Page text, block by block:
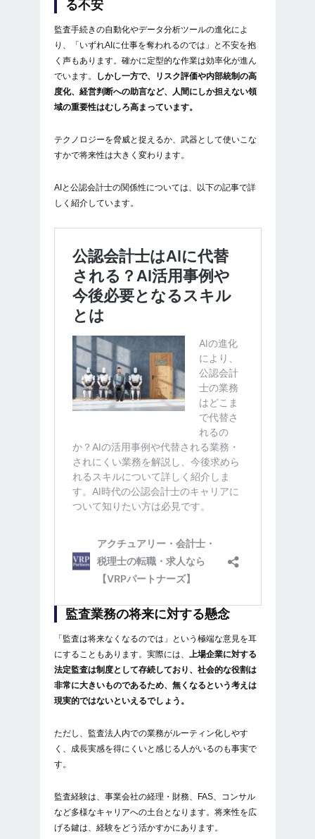
る不安
監査手続きの自動化やデータ分析ツールの進化によ
り、「いずれAIに仕事を奪われるのでは」と不安を抱
く声もあります。確かに定型的な作業は効率化が進ん
でいます。
しかし一方で、リスク評価や内部統制の高
度化、経営判断への助言など、人間にしか担えない領
域の重要性はむしろ高まっています。
テクノロジーを脅威と捉えるか、武器として使いこな
すかで将来性は大きく変わります。
AIと公認会計士の関係性については、以下の記事で詳
しく紹介しています。
監査業務の将来に対する懸念
「監査は将来なくなるのでは」という極端な意見を耳
にすることもあります。実際には、 上場企業に対する
法定監査は制度として存続しており、社会的な役割は
非常に大きいものであるため、無くなるという考えは
現実的ではないといえるでしょう。
ただし、監査法人内での業務がルーティン化しやす
く、成長実感を得にくいと感じる人がいるのも事実で
す。
監査経験は、事業会社の経理・財務、FAS、コンサル
など多様なキャリアへの土台となります。将来性を広
げる鍵は、経験をどう活かすかにあります。